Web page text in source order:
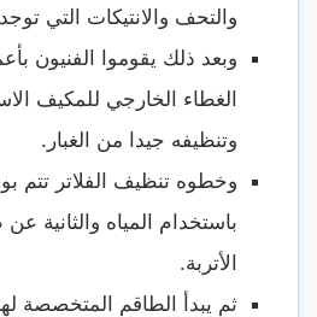
والتحف والانتيكات التي
وبعد ذلك يقوموا الفنيون
الغطاء الخارجي للمكيف
وتنظيفه جيدا من الغبار.
وخطوه تنظيف الفلاتر تتم
باستخدام المياه والثانية
الأتربة.
ثم يبدأ الطاقم المتخصصة